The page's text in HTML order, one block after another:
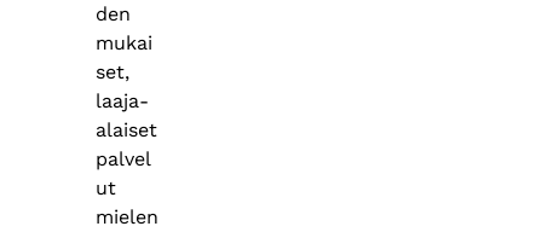
den
mukai
set,
laaja-
alaiset
palvel
ut
mielen